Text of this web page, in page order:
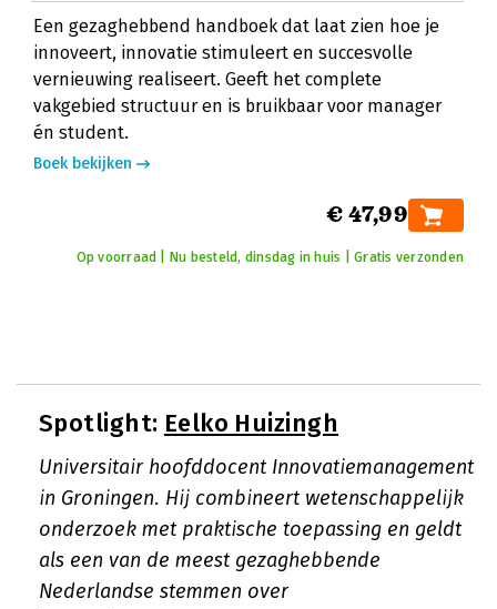
Een gezaghebbend handboek dat laat zien hoe je
innoveert, innovatie stimuleert en succesvolle
vernieuwing realiseert. Geeft het complete
vakgebied structuur en is bruikbaar voor manager
én student.
Boek bekijken
€ 47,99
Op voorraad | Nu besteld, dinsdag in huis | Gratis verzonden
Spotlight: Eelko Huizingh
Universitair hoofddocent Innovatiemanagement
in Groningen. Hij combineert wetenschappelijk
onderzoek met praktische toepassing en geldt
als een van de meest gezaghebbende
Nederlandse stemmen over